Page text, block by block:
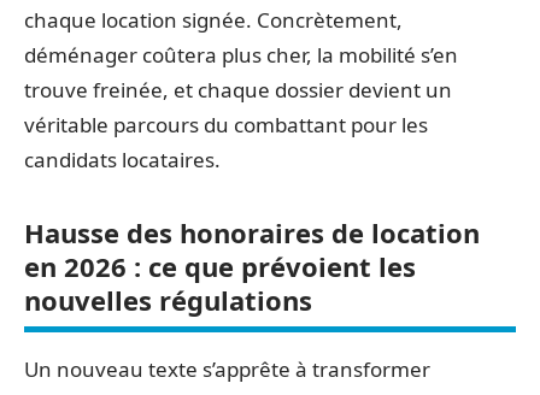
chaque location signée. Concrètement,
déménager coûtera plus cher, la mobilité s’en
trouve freinée, et chaque dossier devient un
véritable parcours du combattant pour les
candidats locataires.
Hausse des honoraires de location
en 2026 : ce que prévoient les
nouvelles régulations
Un nouveau texte s’apprête à transformer